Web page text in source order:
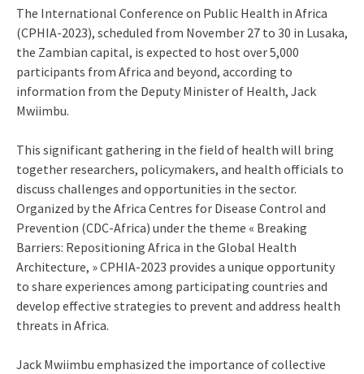
The International Conference on Public Health in Africa
(CPHIA-2023), scheduled from November 27 to 30 in Lusaka,
the Zambian capital, is expected to host over 5,000
participants from Africa and beyond, according to
information from the Deputy Minister of Health, Jack
Mwiimbu.
This significant gathering in the field of health will bring
together researchers, policymakers, and health officials to
discuss challenges and opportunities in the sector.
Organized by the Africa Centres for Disease Control and
Prevention (CDC-Africa) under the theme « Breaking
Barriers: Repositioning Africa in the Global Health
Architecture, » CPHIA-2023 provides a unique opportunity
to share experiences among participating countries and
develop effective strategies to prevent and address health
threats in Africa.
Jack Mwiimbu emphasized the importance of collective